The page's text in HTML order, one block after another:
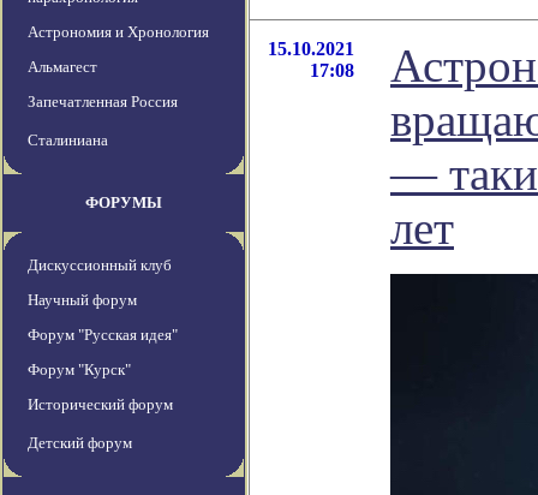
Астрономия и Хронология
Альмагест
Запечатленная Россия
Сталиниана
ФОРУМЫ
Дискуссионный клуб
Научный форум
Форум "Русская идея"
Форум "Курск"
Исторический форум
Детский форум
15.10.2021
17:08
—
лет